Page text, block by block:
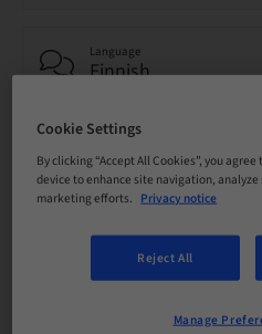
Language
Finnish
0.00 Points
Delivery method
Theoretical
Cookie Settings
By clicking “Accept All Cookies”, you
device to enhance site navigation,
marketing efforts. Privacy notice
Reject All
Manage